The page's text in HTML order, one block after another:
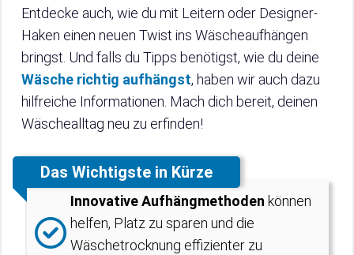
Entdecke auch, wie du mit Leitern oder Designer-
Haken einen neuen Twist ins Wäscheaufhängen
bringst. Und falls du Tipps benötigst, wie du deine
Wäsche richtig aufhängst, haben wir auch dazu
hilfreiche Informationen. Mach dich bereit, deinen
Wäschealltag neu zu erfinden!
Das Wichtigste in Kürze
Innovative Aufhängmethoden können
helfen, Platz zu sparen und die
Wäschetrocknung effizienter zu